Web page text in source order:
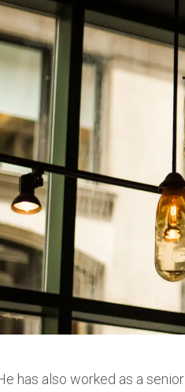
has also worked as a